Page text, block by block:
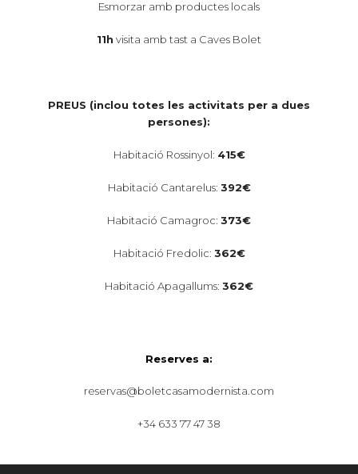
Esmorzar amb productes locals
11h visita amb tast a Caves Bolet
PREUS (inclou totes les activitats per a dues
persones):
Habitació Rossinyol: 415€
Habitació Cantarelus: 392€
Habitació Camagroc: 373€
Habitació Fredolic: 362€
Habitació Apagallums: 362€
Reserves a:
reservas@boletcasamodernista.com
+34 633 77 47 38